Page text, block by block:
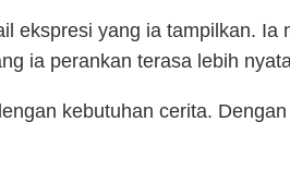
ekspresi yang ia tampilkan.
ia perankan terasa lebih
kebutuhan cerita.